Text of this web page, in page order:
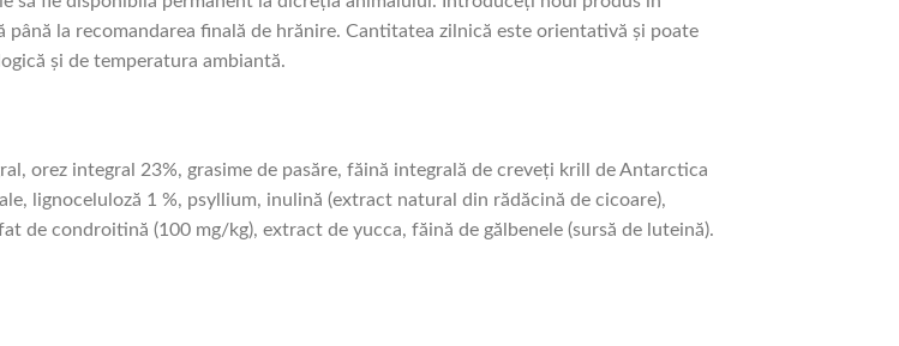
la recomandarea finală de hrănire. Cantitatea zilnică este orientativă și poate
și de temperatura ambiantă.
orez integral 23%, grasime de pasăre, făină integrală de creveți krill de Antarctica
lignoceluloză 1 %, psyllium, inulină (extract natural din rădăcină de cicoare),
de condroitină (100 mg/kg), extract de yucca, făină de gălbenele (sursă de luteină).